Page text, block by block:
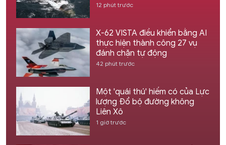
12 phút trước
X-62 VISTA điều khiển bằng AI
thực hiện thành công 27 vụ
đánh chặn tự động
42 phút trước
Một 'quái thú' hiếm có của Lực
lượng Đổ bộ đường không
Liên Xô
1 giờ trước